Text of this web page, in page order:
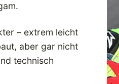
– extrem leicht
aber gar nicht
technisch